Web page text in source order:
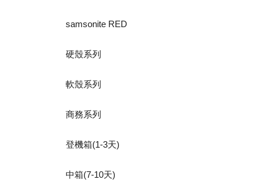
samsonite RED
硬殼系列
軟殼系列
商務系列
登機箱(1-3天)
中箱(7-10天)